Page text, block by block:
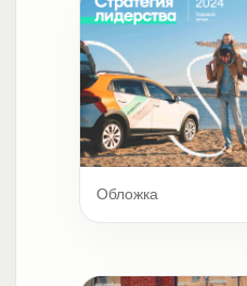
Обложка